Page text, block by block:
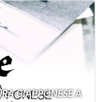
GIAPPONESE A